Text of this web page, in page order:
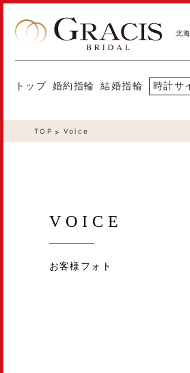
北
トップ 婚約指輪 結婚指輪 時計サ
TOP Voice
VOICE
お客様フォト